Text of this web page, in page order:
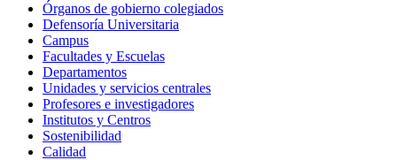
Órganos de gobierno colegiados
Defensoría Universitaria
Campus
Facultades y Escuelas
Departamentos
Unidades y servicios centrales
Profesores e investigadores
Institutos y Centros
Sostenibilidad
Calidad